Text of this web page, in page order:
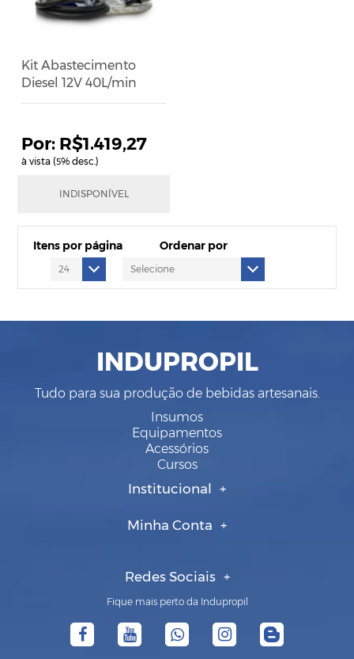
Kit Abastecimento
Diesel 12V 40L/min
R$1.419,27
à vista (5% desc.)
12xdeR$157,71
INDISPONÍVEL
Itens por página Ordenar por
INDUPROPIL
Tudo para sua produção de bebidas artesanais.
Insumos
Equipamentos
Acessórios
Cursos
Institucional
Minha Conta
Redes Sociais
Fique mais perto da Indupropil